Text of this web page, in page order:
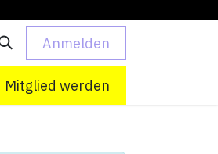
Anmelden
Mitglied werden